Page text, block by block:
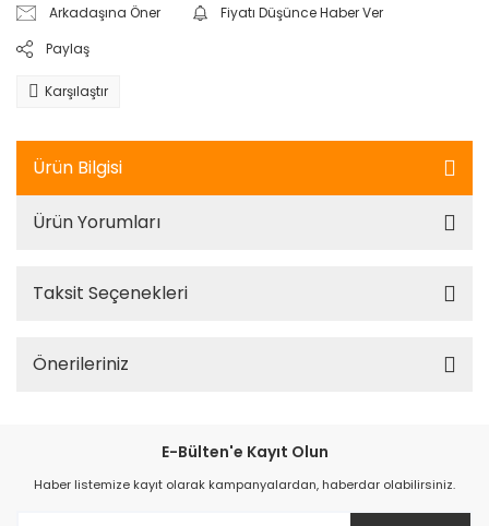
Arkadaşına Öner
Fiyatı Düşünce Haber Ver
Paylaş
Karşılaştır
Ürün Bilgisi
Ürün Yorumları
Taksit Seçenekleri
Önerileriniz
E-Bülten'e Kayıt Olun
Haber listemize kayıt olarak kampanyalardan, haberdar olabilirsiniz.